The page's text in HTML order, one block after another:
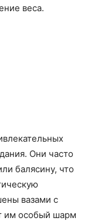
веса.
Они часто
балясину, что
вазами с
им особый шарм